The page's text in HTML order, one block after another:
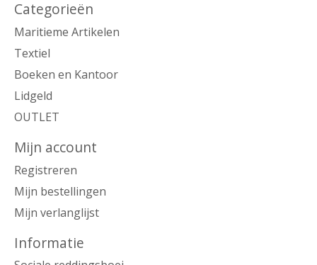
Categorieën
Maritieme Artikelen
Textiel
Boeken en Kantoor
Lidgeld
OUTLET
Mijn account
Registreren
Mijn bestellingen
Mijn verlanglijst
Informatie